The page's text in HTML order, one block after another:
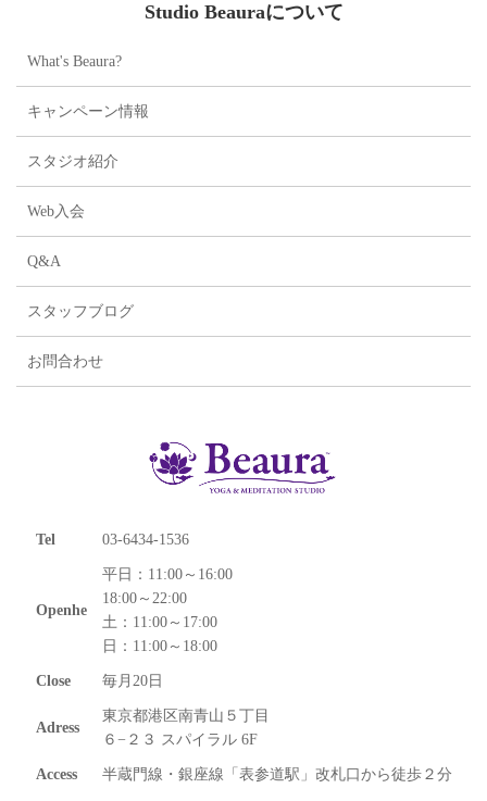
Studio Beauraについて
What's Beaura?
キャンペーン情報
スタジオ紹介
Web入会
Q&A
スタッフブログ
お問合わせ
Tel 03-6434-1536
Openhe
平日：11:00～16:00
18:00～22:00
土：11:00～17:00
日：11:00～18:00
Close 毎月20日
Adress
東京都港区南青山５丁目
６−２３ スパイラル 6F
Access 半蔵門線・銀座線「表参道駅」改札口から徒歩２分